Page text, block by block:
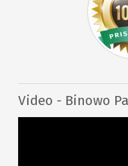
Video - Binowo